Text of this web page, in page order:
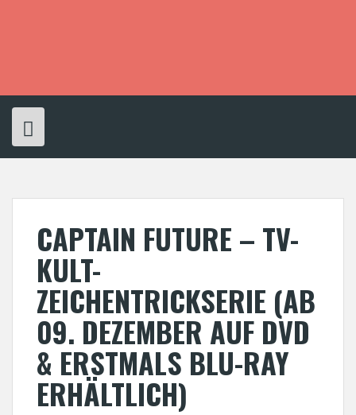
CAPTAIN FUTURE – TV-
KULT-
ZEICHENTRICKSERIE (AB
09. DEZEMBER AUF DVD
& ERSTMALS BLU-RAY
ERHÄLTLICH)